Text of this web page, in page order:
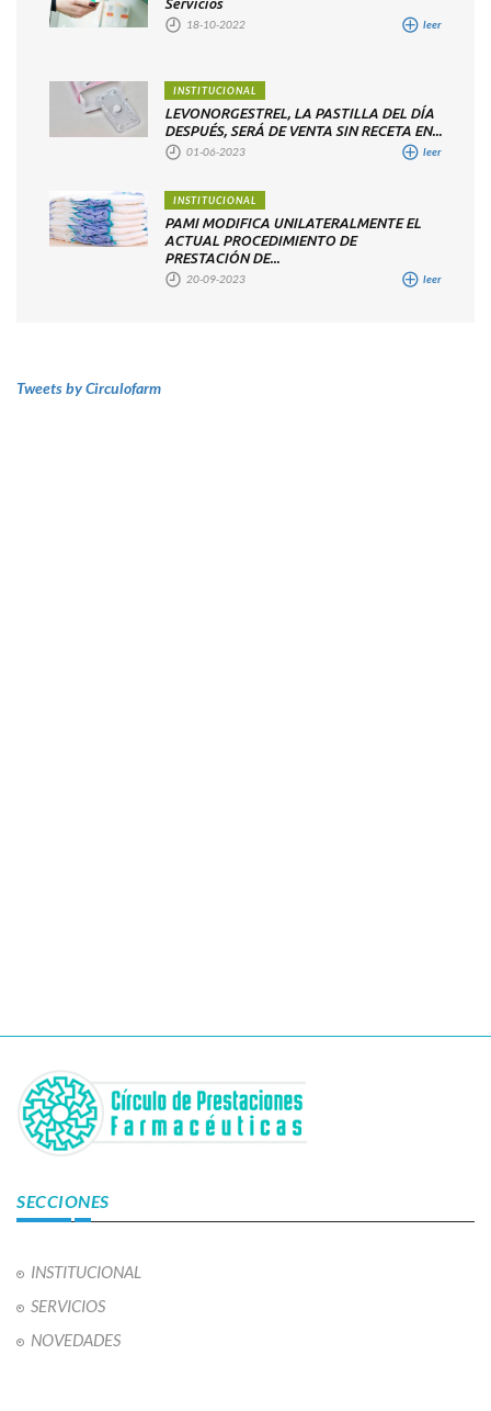
18-10-2022 leer
INSTITUCIONAL
LEVONORGESTREL, LA PASTILLA DEL DÍA
DESPUÉS, SERÁ DE VENTA SIN RECETA EN...
01-06-2023 leer
INSTITUCIONAL
PAMI MODIFICA UNILATERALMENTE EL
ACTUAL PROCEDIMIENTO DE
PRESTACIÓN DE...
20-09-2023 leer
Tweets by Circulofarm
SECCIONES
INSTITUCIONAL
SERVICIOS
NOVEDADES